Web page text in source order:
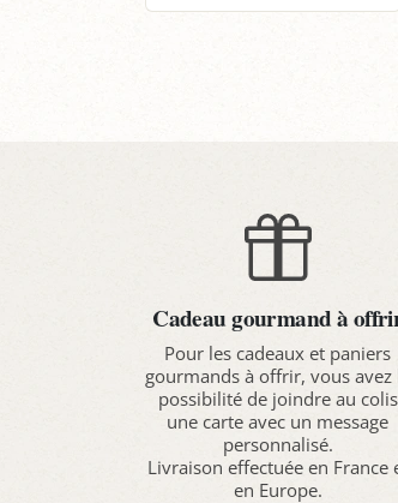
Cadeau gourmand à
Pour les cadeaux et paniers
gourmands à offrir, vous avez
possibilité de joindre au colis
une carte avec un message
personnalisé.
Livraison effectuée en France
en Europe.